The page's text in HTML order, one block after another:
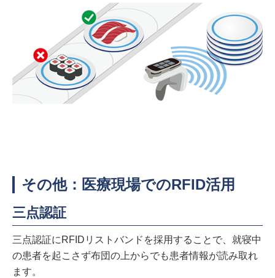
その他：医療現場でのRFID活用
三点認証
三点認証にRFIDリストバンドを採用することで、就寝中
の患者を起こさず布団の上からでも患者情報が読み取れ
ます。